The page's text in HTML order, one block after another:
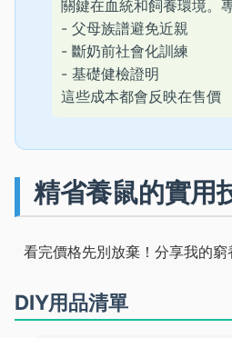
關鍵在血統和飼養環境。
- 父母族譜避免近親
- 斷奶前社會化訓練
- 基礎健檢證明
這些成本都會反映在售價
精省養鼠的實用
看完價格先別放棄！分享我的窮
DIY用品清單